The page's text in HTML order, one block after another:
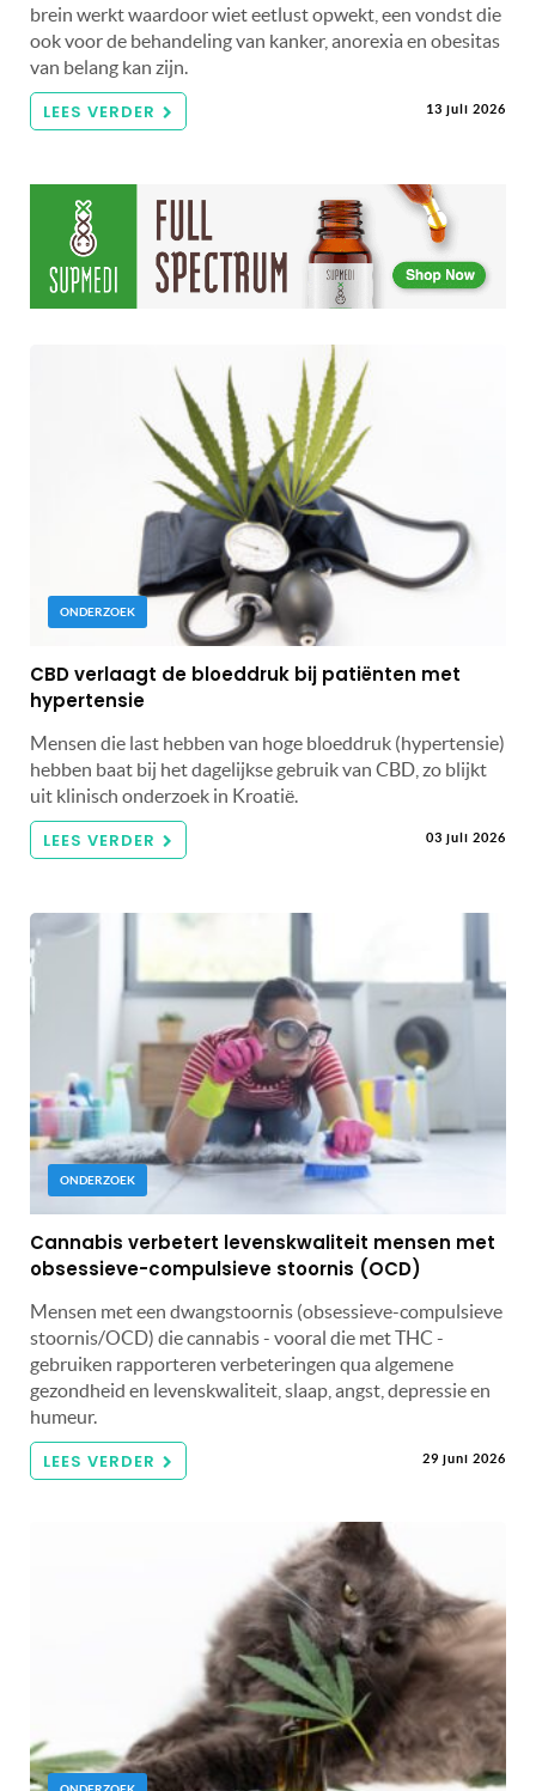
brein werkt waardoor wiet eetlust opwekt, een vondst die
ook voor de behandeling van kanker, anorexia en obesitas
van belang kan zijn.
LEES VERDER 13 juli 2026
ONDERZOEK
CBD verlaagt de bloeddruk bij patiënten met
hypertensie
Mensen die last hebben van hoge bloeddruk (hypertensie)
hebben baat bij het dagelijkse gebruik van CBD, zo blijkt
uit klinisch onderzoek in Kroatië.
LEES VERDER 03 juli 2026
ONDERZOEK
Cannabis verbetert levenskwaliteit mensen met
obsessieve-compulsieve stoornis (OCD)
Mensen met een dwangstoornis (obsessieve-compulsieve
stoornis/OCD) die cannabis - vooral die met THC -
gebruiken rapporteren verbeteringen qua algemene
gezondheid en levenskwaliteit, slaap, angst, depressie en
humeur.
LEES VERDER 29 juni 2026